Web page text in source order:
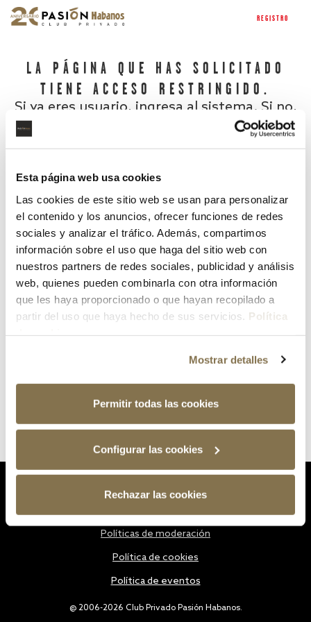
Esta página web usa cookies
Las cookies de este sitio web se usan para personalizar
el contenido y los anuncios, ofrecer funciones de redes
sociales y analizar el tráfico. Además, compartimos
información sobre el uso que haga del sitio web con
nuestros partners de redes sociales, publicidad y análisis
web, quienes pueden combinarla con otra información
que les haya proporcionado o que hayan recopilado a
partir del uso que haya hecho de sus servicios. Política
Mostrar detalles
Permitir todas las cookies
Configurar las cookies
Rechazar las cookies
REGISTRO
LA PÁGINA QUE HAS SOLICITADO
TIENE ACCESO RESTRINGIDO.
Si ya eres usuario, ingresa al sistema. Si no,
¿Has olvidado tu contraseña?
@ 2006-2026 Club Privado Pasión Habanos.
Políticas de moderación
Política de cookies
Política de eventos